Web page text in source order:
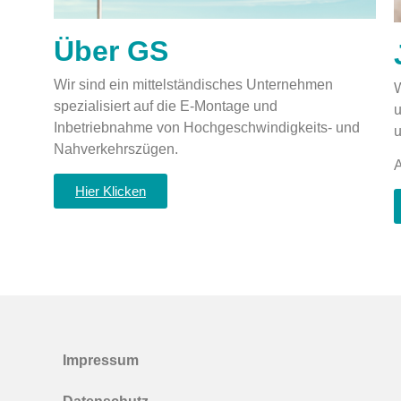
Über GS
Wir sind ein mittelständisches Unternehmen
spezialisiert auf die E-Montage und
Inbetriebnahme von Hochgeschwindigkeits- und
Nahverkehrszügen.
Hier Klicken
Impressum